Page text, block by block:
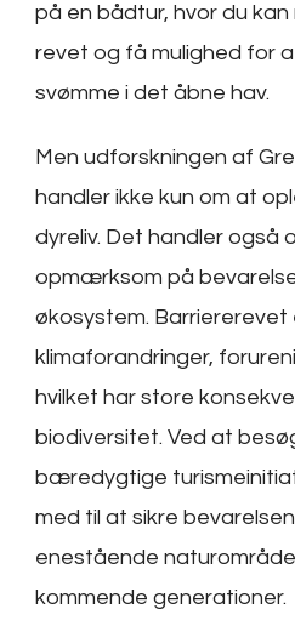
på en bådtur, hvor du
revet og få mulighed for
svømme i det åbne hav.
Men udforskningen af
handler ikke kun om at
dyreliv. Det handler også
opmærksom på
økosystem.
klimaforandringer,
hvilket har store
biodiversitet. Ved at
bæredygtige
med til at sikre
enestående
kommende generationer.